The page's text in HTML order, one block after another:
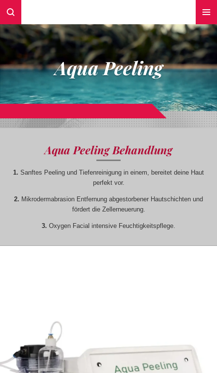
Zum
springen
Aqua Peeling
Aqua Peeling Behandlung
1. Sanftes Peeling und Tiefenreinigung in einem, bereitet deine Haut
perfekt vor.
2. Mikrodermabrasion Entfernung abgestorbener Hautschichten und
fördert die Zellerneuerung.
3. Oxygen Facial intensive Feuchtigkeitspflege.